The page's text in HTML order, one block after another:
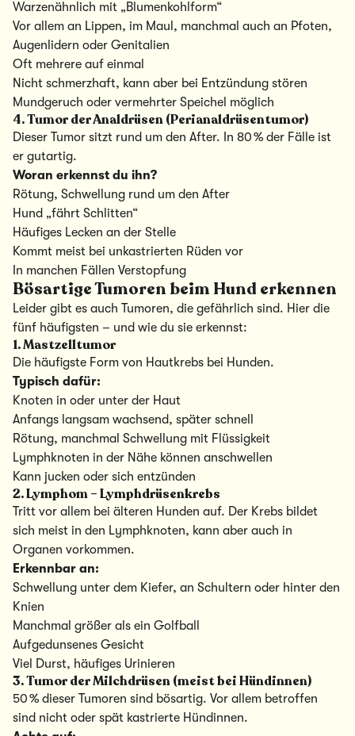
Warzenähnlich mit „Blumenkohlform“
Vor allem an Lippen, im Maul, manchmal auch an Pfoten,
Augenlidern oder Genitalien
Oft mehrere auf einmal
Nicht schmerzhaft, kann aber bei Entzündung stören
Mundgeruch oder vermehrter Speichel möglich
4. Tumor der Analdrüsen (Perianaldrüsentumor)
Dieser Tumor sitzt rund um den After. In 80 % der Fälle ist
er gutartig.
Woran erkennst du ihn?
Rötung, Schwellung rund um den After
Hund „fährt Schlitten“
Häufiges Lecken an der Stelle
Kommt meist bei unkastrierten Rüden vor
In manchen Fällen Verstopfung
Bösartige Tumoren beim Hund erkennen
Leider gibt es auch Tumoren, die gefährlich sind. Hier die
fünf häufigsten – und wie du sie erkennst:
1. Mastzelltumor
Die häufigste Form von Hautkrebs bei Hunden.
Typisch dafür:
Knoten in oder unter der Haut
Anfangs langsam wachsend, später schnell
Rötung, manchmal Schwellung mit Flüssigkeit
Lymphknoten in der Nähe können anschwellen
Kann jucken oder sich entzünden
2. Lymphom – Lymphdrüsenkrebs
Tritt vor allem bei älteren Hunden auf. Der Krebs bildet
sich meist in den Lymphknoten, kann aber auch in
Organen vorkommen.
Erkennbar an:
Schwellung unter dem Kiefer, an Schultern oder hinter den
Knien
Manchmal größer als ein Golfball
Aufgedunsenes Gesicht
Viel Durst, häufiges Urinieren
3. Tumor der Milchdrüsen (meist bei Hündinnen)
50 % dieser Tumoren sind bösartig. Vor allem betroffen
sind nicht oder spät kastrierte Hündinnen.